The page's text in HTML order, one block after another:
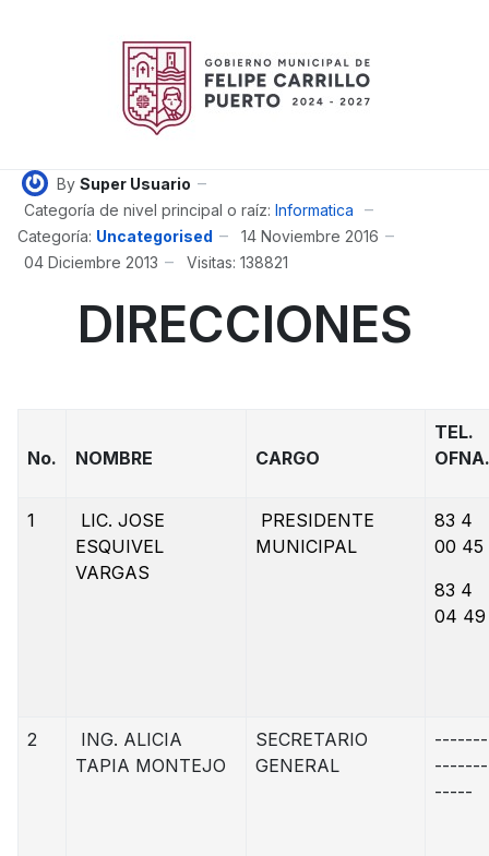
By Super Usuario
Categoría de nivel principal o raíz: Informatica
Categoría: Uncategorised
14 Noviembre 2016
04 Diciembre 2013
Visitas: 138821
DIRECCIONES
No. NOMBRE CARGO
TEL.
OFNA.
1
LIC. JOSE
ESQUIVEL
VARGAS
PRESIDENTE
MUNICIPAL
83 4
00 45
83 4
04 49
2
ING. ALICIA
TAPIA MONTEJO
SECRETARIO
GENERAL
-------
-------
-----